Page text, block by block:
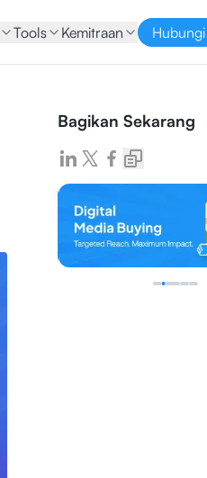
Tools Kemitraan
Bagikan Sekarang